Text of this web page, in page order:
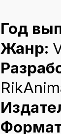
Год
Жанр: